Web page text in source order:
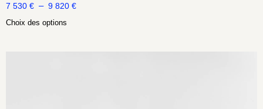
7 530 € – 9 820 €
Choix des options